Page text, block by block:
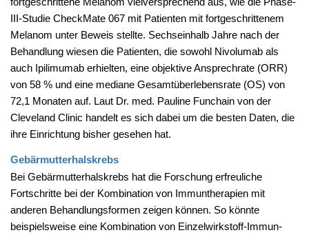
fortgeschrittene Melanom vielversprechend aus, wie die Phase-
III-Studie CheckMate 067 mit Patienten mit fortgeschrittenem
Melanom unter Beweis stellte. Sechseinhalb Jahre nach der
Behandlung wiesen die Patienten, die sowohl Nivolumab als
auch Ipilimumab erhielten, eine objektive Ansprechrate (ORR)
von 58 % und eine mediane Gesamtüberlebensrate (OS) von
72,1 Monaten auf. Laut Dr. med. Pauline Funchain von der
Cleveland Clinic handelt es sich dabei um die besten Daten, die
ihre Einrichtung bisher gesehen hat.
Gebärmutterhalskrebs
Bei Gebärmutterhalskrebs hat die Forschung erfreuliche
Fortschritte bei der Kombination von Immuntherapien mit
anderen Behandlungsformen zeigen können. So könnte
beispielsweise eine Kombination von Einzelwirkstoff-Immun-